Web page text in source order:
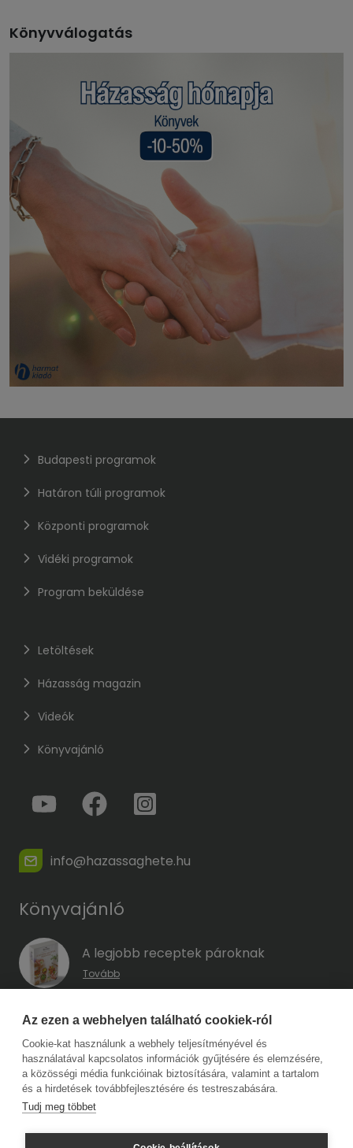
Könyvválogatás
Budapesti programok
Határon túli programok
Központi programok
Vidéki programok
Program beküldése
Letöltések
Házasság magazin
Videók
Könyvajánló
info@hazassaghete.hu
Könyvajánló
A legjobb receptek pároknak
Tovább
A hűség kódja – Hogyan előzd meg a
megcsalást, mielőtt még eszedbe jutott
volna?
Tovább
Copyright © 2026 Harmat Kiadó. Minden jog fenntartva.
Az ezen a webhelyen található cookiek-ról
Cookie-kat használunk a webhely teljesítményével és
használatával kapcsolatos információk gyűjtésére és elemzésére,
a közösségi média funkcióinak biztosítására, valamint a tartalom
és a hirdetések továbbfejlesztésére és testreszabására.
Tudj meg többet